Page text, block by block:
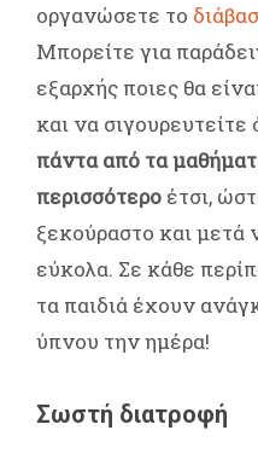
οργανώσετε το
Μπορείτε για
εξαρχής ποιες θα
και να σιγουρευτείτε
πάντα από τα
περισσότερο έτσι,
ξεκούραστο και μετά
εύκολα. Σε κάθε
τα παιδιά έχουν
ύπνου την ημέρα!
Σωστή διατροφή